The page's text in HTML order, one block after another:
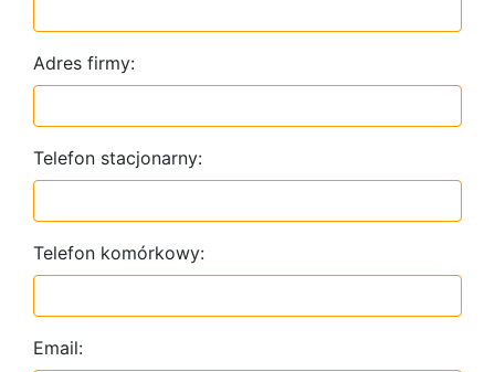
Adres firmy:
Telefon stacjonarny:
Telefon komórkowy:
Email: